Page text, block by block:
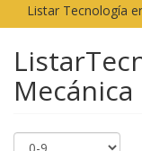
Listar Tecnología